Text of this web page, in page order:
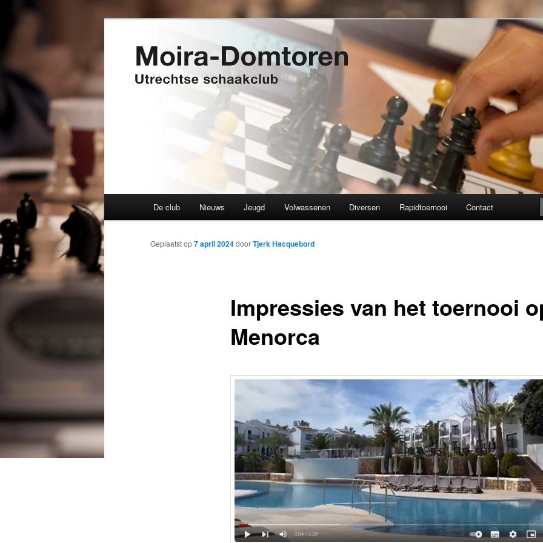
primaire
inhoud
Moira-Domtoren
Utrechtse schaakclub opgericht 1934
De club Nieuws Jeugd Volwassenen Diversen Rapidtoernooi Contact
Impressies van het toernooi
Menorca
Geplaatst op7 april 2024doorTjerk Hacquebord